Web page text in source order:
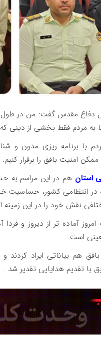
مردم فقط بخشی از دینی که
کردم با برنامه ریزی مدون
امنیت بافق را برقرار کنیم.
استان هم در این مراسم به
در انتظامی کشور، حساسیت
نقش خود را در این زمینه
امروز آماده تر از دیروز و
است.
بافق هم بیاناتی ایراد
با تقدیم هدایایی تقدیر شد .